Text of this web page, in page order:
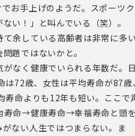
お手上げのようだ。スポーツク
い！」と叫んでいる（笑）。
余している高齢者は非常に多い
題ではないかと。
なく健康でいられる年数だ。日
72歳、女性は平均寿命が87歳、
寿命よりも12年も短い。ここで
寿命→健康寿命→幸福寿命と頭を
ない人生ではつまらない。ま